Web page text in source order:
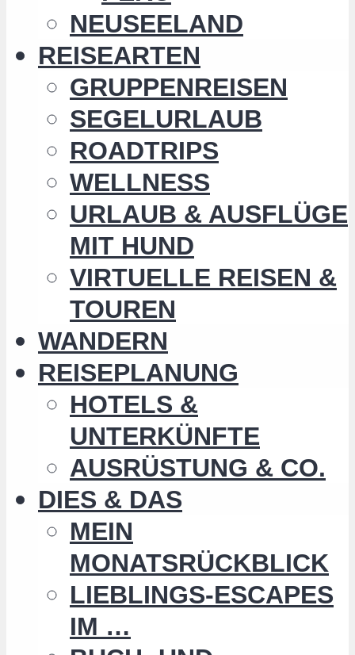
NEUSEELAND
REISEARTEN
GRUPPENREISEN
SEGELURLAUB
ROADTRIPS
WELLNESS
URLAUB & AUSFLÜGE
MIT HUND
VIRTUELLE REISEN &
TOUREN
WANDERN
REISEPLANUNG
HOTELS &
UNTERKÜNFTE
AUSRÜSTUNG & CO.
DIES & DAS
MEIN
MONATSRÜCKBLICK
LIEBLINGS-ESCAPES
IM …